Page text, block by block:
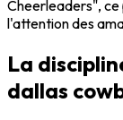
Cheerleaders",
l'attention des
La
dallas